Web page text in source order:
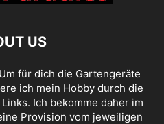
US
für dich die Gartengeräte
ich mein Hobby durch die
Ich bekomme daher im
Provision vom jeweiligen